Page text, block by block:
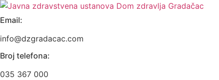
Skip
to
Email:
info@dzgradacac.com
Broj telefona:
035 367 000